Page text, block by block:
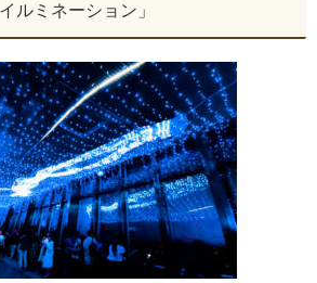
ルミネーション」